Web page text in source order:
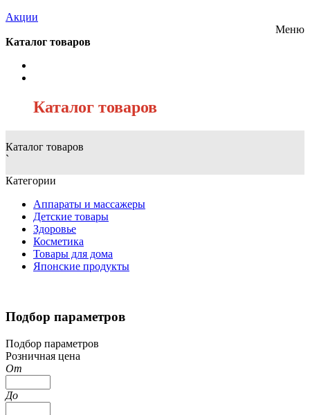
Акции
Меню
Каталог товаров
Каталог товаров
Каталог товаров
`
Категории
Аппараты и массажеры
Детские товары
Здоровье
Косметика
Товары для дома
Японские продукты
Подбор параметров
Подбор параметров
Розничная цена
От
До